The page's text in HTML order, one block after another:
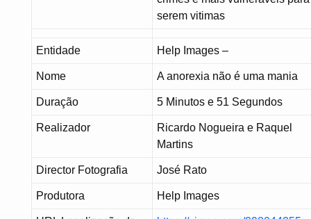
serem vitimas
Entidade Help Images –
Nome A anorexia não é uma mania
Duração 5 Minutos e 51 Segundos
Realizador
Ricardo Nogueira e Raquel
Martins
Director Fotografia José Rato
Produtora Help Images